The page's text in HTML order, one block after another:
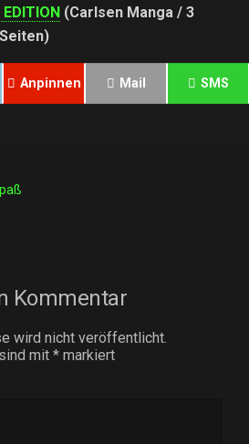
EDITION (Carlsen Manga / 3
Anpinnen Mail SMS
Kommentar
wird nicht veröffentlicht.
mit * markiert